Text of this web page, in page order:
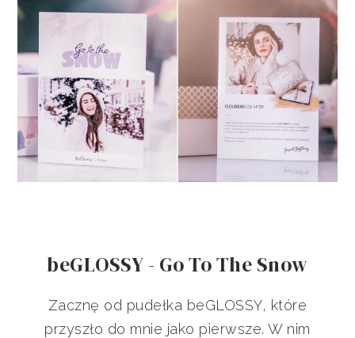
beGLOSSY - Go To The Snow
Zacznę od pudełka beGLOSSY, które
przyszło do mnie jako pierwsze. W nim